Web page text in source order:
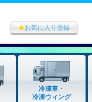
★お気に入り登録
冷凍車・
冷凍ウィング